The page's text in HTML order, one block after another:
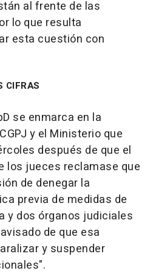
al frente de las
lo que resulta
esta cuestión con
CIFRAS
se enmarca en la
y el Ministerio que
después de que el
los jueces reclamase que
de denegar la
previa de medidas de
y dos órganos judiciales
de que esa
y suspender